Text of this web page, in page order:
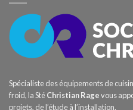
Spécialiste des équipements de
froid, la StéChristian Ragevous
projets, de l’étude à l’installation.